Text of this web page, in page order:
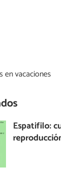
en vacaciones
Espatifilo: